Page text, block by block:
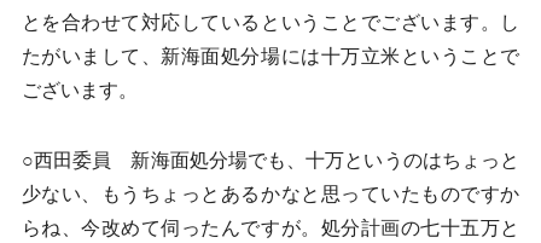
とを合わせて対応しているということでございます。し
たがいまして、新海面処分場には十万立米ということで
ございます。
○西田委員 新海面処分場でも、十万というのはちょっと
少ない、もうちょっとあるかなと思っていたものですか
らね、今改めて伺ったんですが。処分計画の七十五万と